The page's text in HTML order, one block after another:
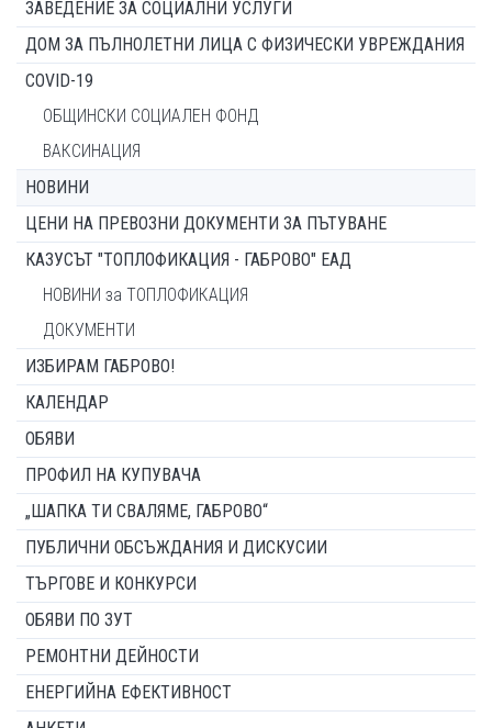
ЗАВЕДЕНИЕ ЗА СОЦИАЛНИ УСЛУГИ
ДОМ ЗА ПЪЛНОЛЕТНИ ЛИЦА С ФИЗИЧЕСКИ УВРЕЖДАНИЯ
COVID-19
ОБЩИНСКИ СОЦИАЛЕН ФОНД
ВАКСИНАЦИЯ
НОВИНИ
ЦЕНИ НА ПРЕВОЗНИ ДОКУМЕНТИ ЗА ПЪТУВАНЕ
КАЗУСЪТ "ТОПЛОФИКАЦИЯ - ГАБРОВО" ЕАД
НОВИНИ за ТОПЛОФИКАЦИЯ
ДОКУМЕНТИ
ИЗБИРАМ ГАБРОВО!
КАЛЕНДАР
ОБЯВИ
ПРОФИЛ НА КУПУВАЧА
„ШАПКА ТИ СВАЛЯМЕ, ГАБРОВО“
ПУБЛИЧНИ ОБСЪЖДАНИЯ И ДИСКУСИИ
ТЪРГОВЕ И КОНКУРСИ
ОБЯВИ ПО ЗУТ
РЕМОНТНИ ДЕЙНОСТИ
ЕНЕРГИЙНА ЕФЕКТИВНОСТ